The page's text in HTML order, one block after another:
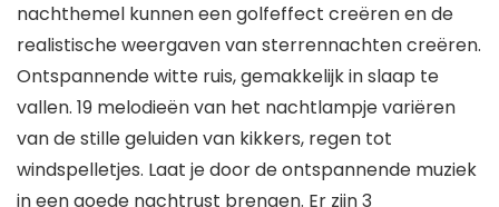
nachthemel kunnen een golfeffect creëren en de
realistische weergaven van sterrennachten creëren.
Ontspannende witte ruis, gemakkelijk in slaap te
vallen. 19 melodieën van het nachtlampje variëren
van de stille geluiden van kikkers, regen tot
windspelletjes. Laat je door de ontspannende muziek
in een goede nachtrust brengen. Er zijn 3